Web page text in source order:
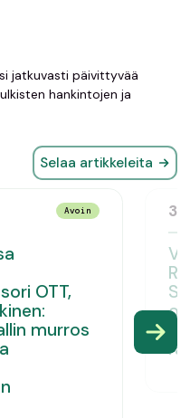
jatkuvasti päivittyvää
hankintojen ja
Selaa artikkeleita
Avoin
OTT,
murros